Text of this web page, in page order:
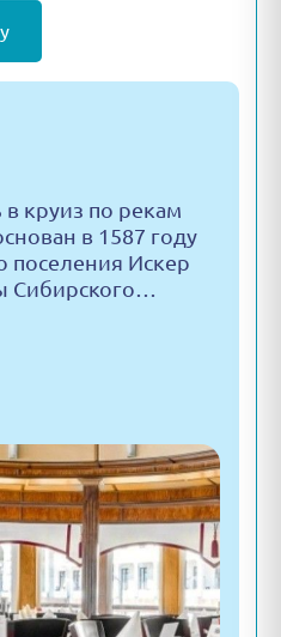
круиз по рекам
в 1587 году
поселения Искер
Сибирского…